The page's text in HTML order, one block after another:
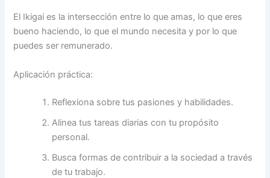
El Ikigai es la intersección entre lo que amas, lo que eres
bueno haciendo, lo que el mundo necesita y por lo que
puedes ser remunerado.
Aplicación práctica:
Reflexiona sobre tus pasiones y habilidades.
Alinea tus tareas diarias con tu propósito
personal.
Busca formas de contribuir a la sociedad a través
de tu trabajo.